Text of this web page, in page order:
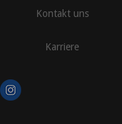
Kontakt uns
Karriere